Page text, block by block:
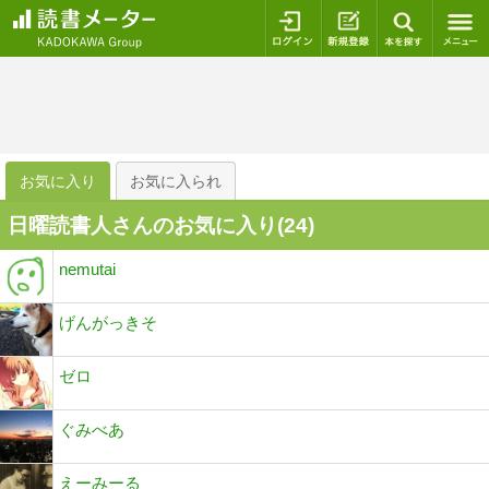
ログイン 新規登録
お気に入り お気に入られ
日曜読書人さんのお気に入り(24)
nemutai
げんがっきそ
ゼロ
ぐみべあ
えーみーる